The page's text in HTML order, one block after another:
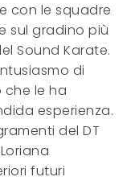
con le squadre
sul gradino più
Sound Karate.
di
che le ha
esperienza.
del DT
futuri